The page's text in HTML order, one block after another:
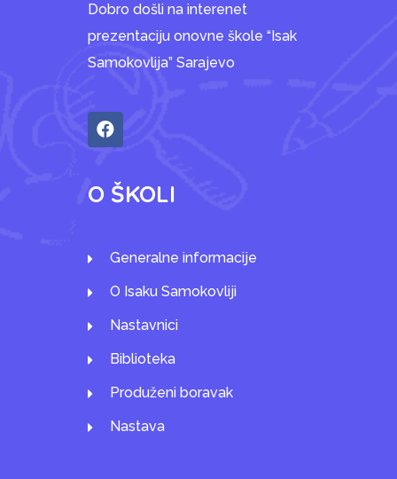
Dobro došli na interenet
prezentaciju onovne škole “Isak
Samokovlija” Sarajevo
O ŠKOLI
Generalne informacije
O Isaku Samokovliji
Nastavnici
Biblioteka
Produženi boravak
Nastava